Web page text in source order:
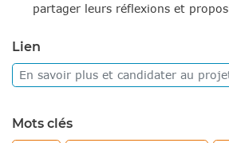
partager leurs réflexions et
Lien
En savoir plus et candidater au
Mots clés